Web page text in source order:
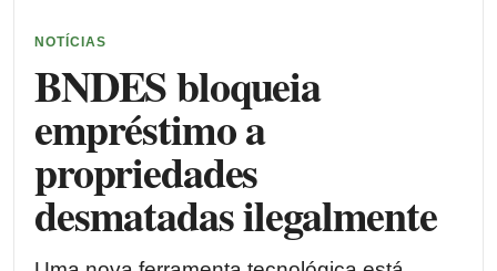
NOTÍCIAS
BNDES bloqueia
empréstimo a
propriedades
desmatadas ilegalmente